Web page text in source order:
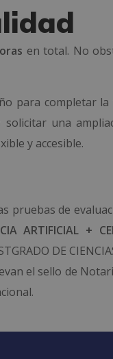
en total. No
para completar
una
y accesible.
pruebas de
ARTIFICIAL +
DE
el sello de